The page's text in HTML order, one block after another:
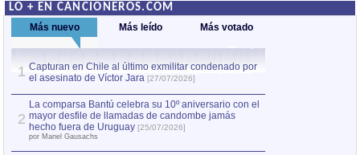
LO + EN CANCIONEROS.COM
Más nuevo Más leído Más votado
1 Capturan en Chile al último exmilitar condenado por
el asesinato de Víctor Jara [27/07/2026]
2
La comparsa Bantú celebra su 10º aniversario con el
mayor desfile de llamadas de candombe jamás
hecho fuera de Uruguay [25/07/2026]
por Manel Gausachs